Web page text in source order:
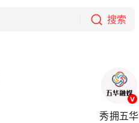
搜索
秀拥五华